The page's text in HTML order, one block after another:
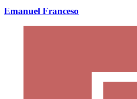
Emanuel Franceso